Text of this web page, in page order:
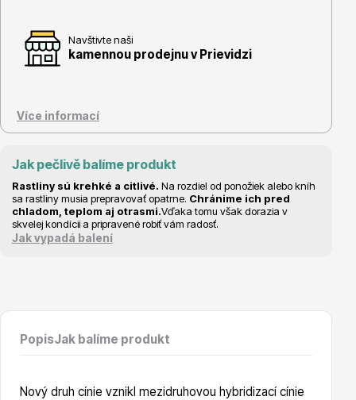
Vzrostlé stromy
Nářadí, příslušenství
Postřiky, přípravky
Navštivte naši
kamennou prodejnu v Prievidzi
Více informací
Jak pečlivě balíme produkt
Rastliny sú krehké a citlivé. Na rozdiel od ponožiek alebo kníh
sa rastliny musia prepravovať opatrne. Chránime ich pred
chladom, teplom aj otrasmi.Vďaka tomu však dorazia v
skvelej kondícii a pripravené robiť vám radosť.
Jak vypadá balení
PopisJak balíme produkt
Nový druh cínie vznikl mezidruhovou hybridizací cínie